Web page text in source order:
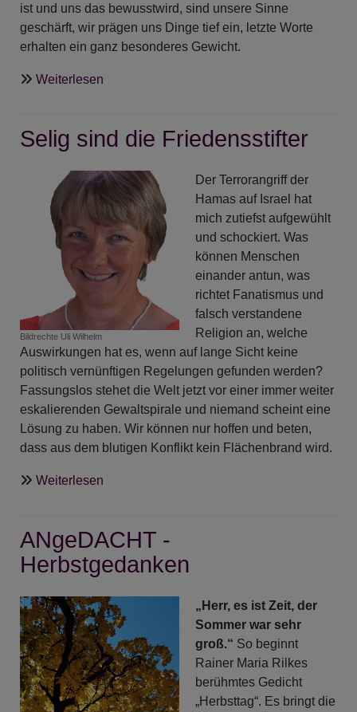
ist und uns das bewusstwird, sind unsere Sinne
geschärft, wir prägen uns Dinge tief ein, letzte Worte
erhalten ein ganz besonderes Gewicht.
Weiterlesen
Volkstrauertag
Selig sind die Friedensstifter
Bildrechte Uli Wilhelm
Der Terrorangriff der
Hamas auf Israel hat
mich zutiefst aufgewühlt
und schockiert. Was
können Menschen
einander antun, was
richtet Fanatismus und
falsch verstandene
Religion an, welche
Auswirkungen hat es, wenn auf lange Sicht keine
politisch vernünftigen Regelungen gefunden werden?
Fassungslos stehet die Welt jetzt vor einer immer weiter
eskalierenden Gewaltspirale und niemand scheint eine
Lösung zu haben. Wir können nur hoffen und beten,
dass aus dem blutigen Konflikt kein Flächenbrand wird.
Weiterlesen
die
Friedensstifter
ANgeDACHT -
Herbstgedanken
„Herr, es ist Zeit, der
Sommer war sehr
groß.“ So beginnt
Rainer Maria Rilkes
berühmtes Gedicht
„Herbsttag“. Es bringt die